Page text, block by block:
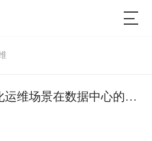
【人保科技】自动化运维场景在数据中心的落地之网络策略自动化管理